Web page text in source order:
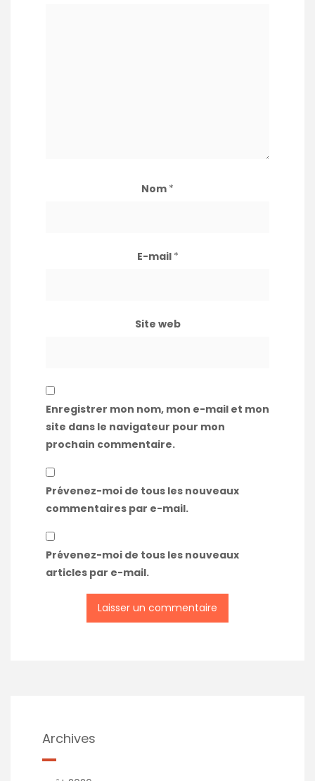
Nom *
E-mail *
Site web
Enregistrer mon nom, mon e-mail et mon
site dans le navigateur pour mon
prochain commentaire.
Prévenez-moi de tous les nouveaux
commentaires par e-mail.
Prévenez-moi de tous les nouveaux
articles par e-mail.
Archives